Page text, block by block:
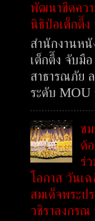
พัฒนาขีดคว
นิธิป่อเต็กตึ๊ง
สำนักงานห
เต็กตึ๊ง จับมื
สาธารณภัย
ระดับ MOU
ช
ด้
ร่
โอกาส วันเ
สมเด็จพระป
วชิราลงกรณ